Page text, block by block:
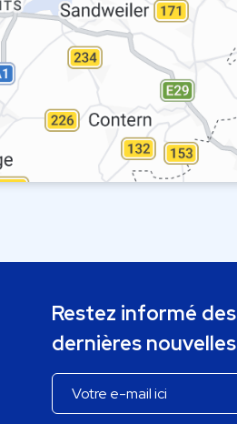
Restez informé des
dernières nouvelles